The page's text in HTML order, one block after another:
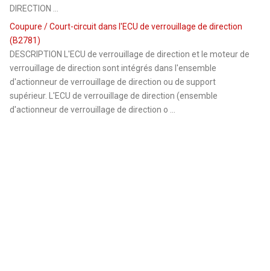
DIRECTION ...
Coupure / Court-circuit dans l'ECU de verrouillage de direction
(B2781)
DESCRIPTION L'ECU de verrouillage de direction et le moteur de
verrouillage de direction sont intégrés dans l'ensemble
d'actionneur de verrouillage de direction ou de support
supérieur. L'ECU de verrouillage de direction (ensemble
d'actionneur de verrouillage de direction o ...